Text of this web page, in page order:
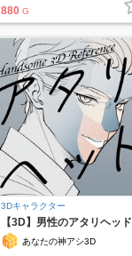
880 G
3Dキャラクター
【3D】男性のアタリヘッド
あなたの神アシ3D